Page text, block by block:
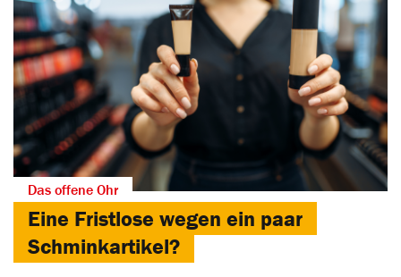
Das offene Ohr
Eine Fristlose wegen ein paar
Schminkartikel?